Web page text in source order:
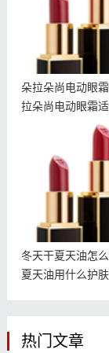
朵拉朵尚电动眼
拉朵尚电动眼霜
冬天干夏天油
冬天干夏天油怎
夏天油用什么护
热门文章